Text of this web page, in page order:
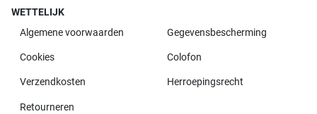
WETTELIJK
Algemene voorwaarden
Gegevensbescherming
Cookies Colofon
Verzendkosten Herroepingsrecht
Retourneren